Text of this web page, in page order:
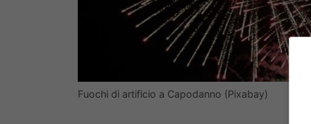
Fuochi di artificio a Capodanno (Pixabay)